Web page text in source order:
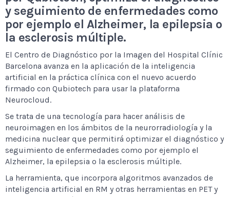
y seguimiento de enfermedades como
por ejemplo el Alzheimer, la epilepsia o
la esclerosis múltiple.
El Centro de Diagnóstico por la Imagen del Hospital Clínic
Barcelona avanza en la aplicación de la inteligencia
artificial en la práctica clínica con el nuevo acuerdo
firmado con Qubiotech para usar la plataforma
Neurocloud.
Se trata de una tecnología para hacer análisis de
neuroimagen en los ámbitos de la neurorradiología y la
medicina nuclear que permitirá optimizar el diagnóstico y
seguimiento de enfermedades como por ejemplo el
Alzheimer, la epilepsia o la esclerosis múltiple.
La herramienta, que incorpora algoritmos avanzados de
inteligencia artificial en RM y otras herramientas en PET y